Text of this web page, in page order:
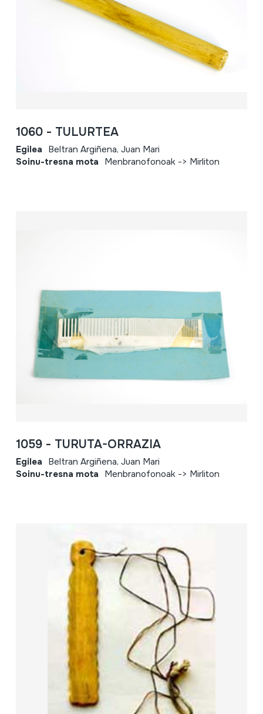
1060 - TULURTEA
Egilea Beltran Argiñena, Juan Mari
Soinu-tresna mota Menbranofonoak -> Mirliton
1059 - TURUTA-ORRAZIA
Egilea Beltran Argiñena, Juan Mari
Soinu-tresna mota Menbranofonoak -> Mirliton